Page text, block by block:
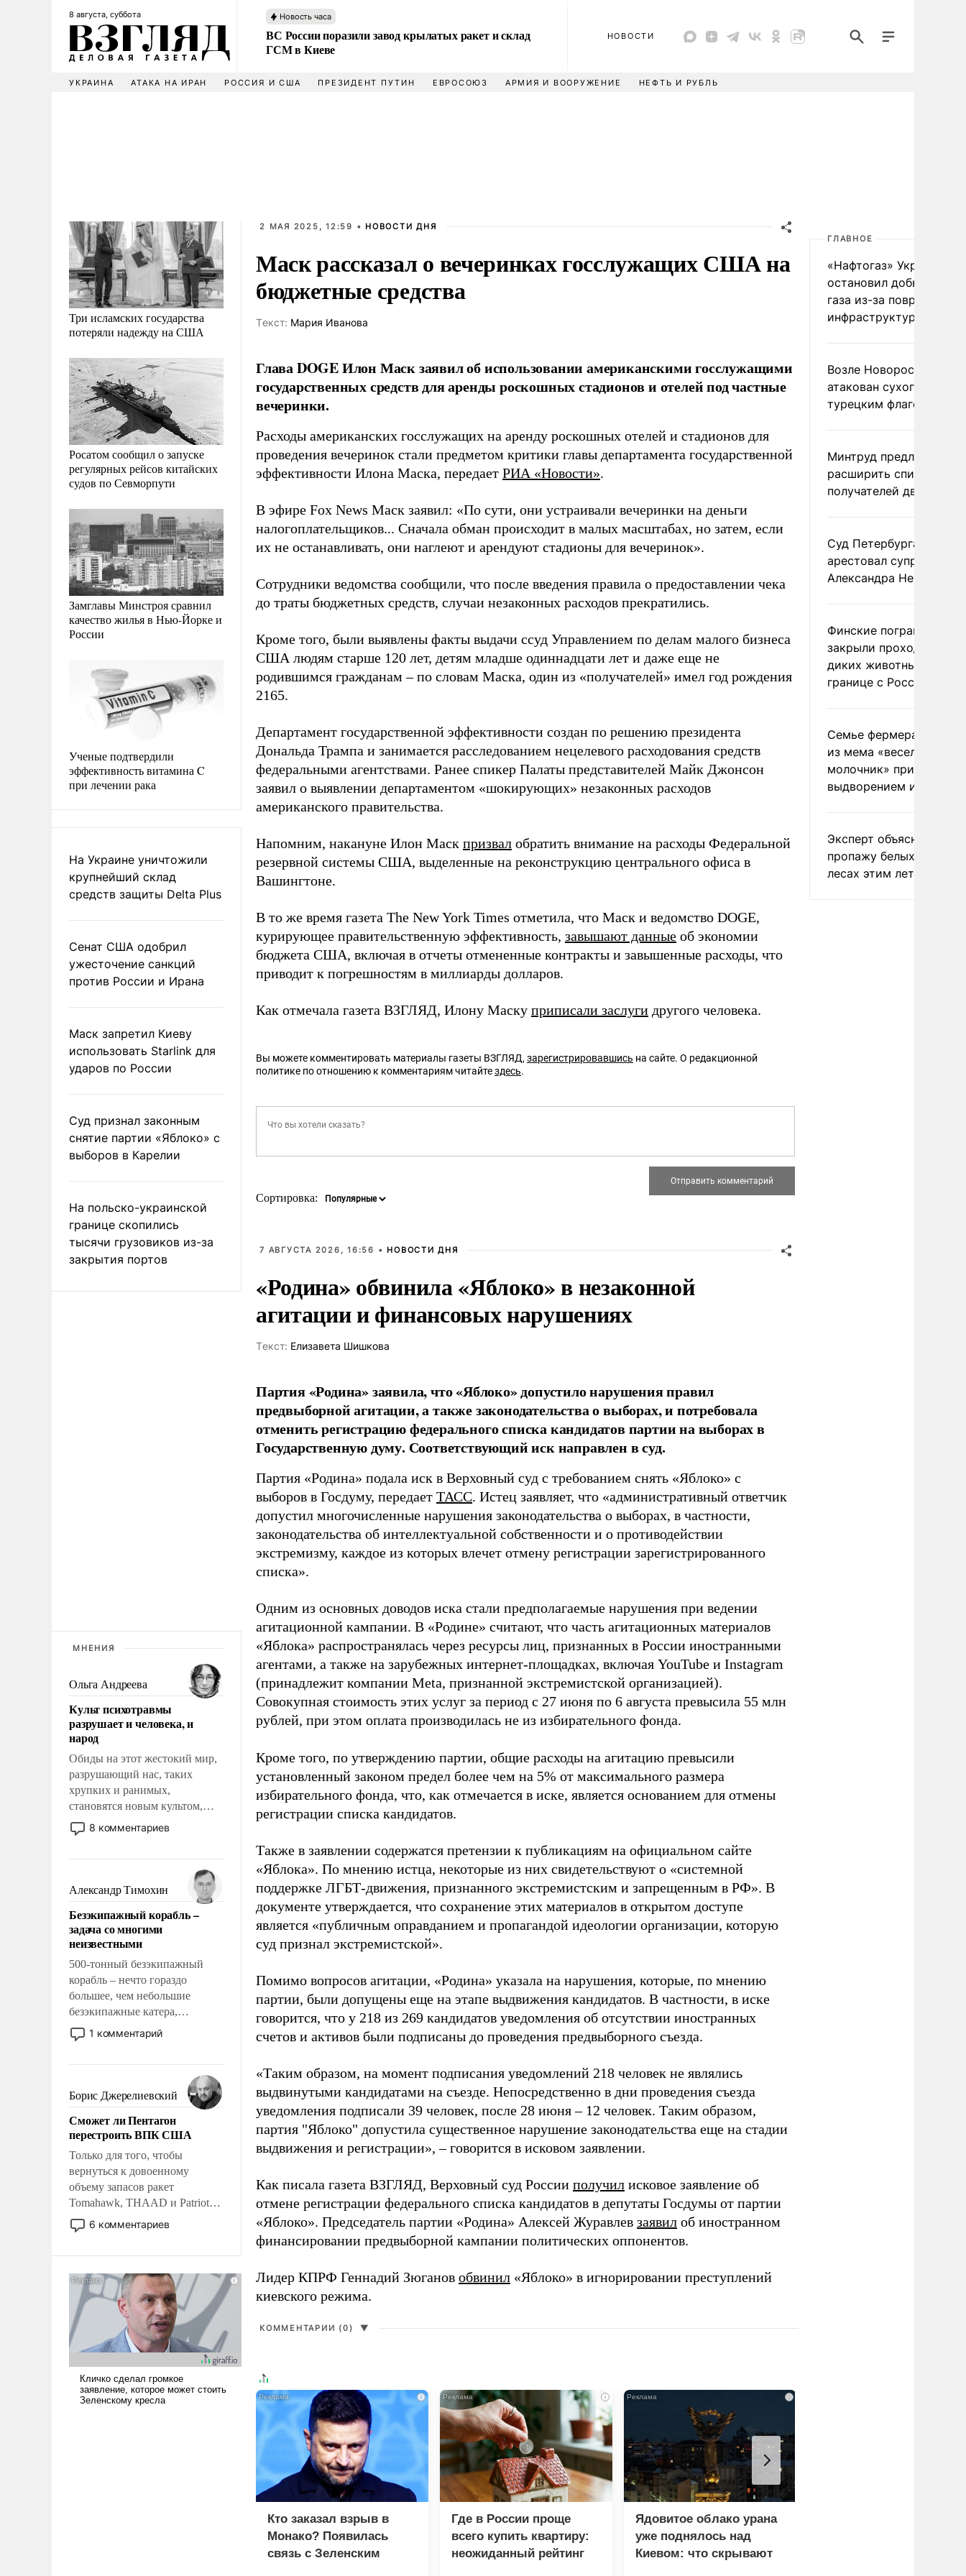
8 августа, суббота Новость часа
ВС России поразили завод крылатых ракет и склад
ГСМ в Киеве
НОВОСТИ
УКРАИНА АТАКА НА ИРАН РОССИЯ И США ПРЕЗИДЕНТ ПУТИН ЕВРОСОЮЗ АРМИЯ И ВООРУЖЕНИЕ НЕФТЬ И РУБЛЬ
Три исламских государства
потеряли надежду на США
Росатом сообщил о запуске
регулярных рейсов китайских
судов по Севморпути
Замглавы Минстроя сравнил
качество жилья в Нью-Йорке и
России
Ученые подтвердили
эффективность витамина C
при лечении рака
На Украине уничтожили
крупнейший склад
средств защиты Delta Plus
Сенат США одобрил
ужесточение санкций
против России и Ирана
Маск запретил Киеву
использовать Starlink для
ударов по России
Суд признал законным
снятие партии «Яблоко» с
выборов в Карелии
На польско-украинской
границе скопились
тысячи грузовиков из-за
закрытия портов
МНЕНИЯ
Ольга Андреева
Культ психотравмы
разрушает и человека, и
народ
Обиды на этот жестокий мир,
разрушающий нас, таких
хрупких и ранимых,
становятся новым культом,
постепенно вытесняя и
отменяя традиционное
мужественным и твердым под
ударами судьбы, брать на себя
ответственность, помогать
слабым, идти вперед и
адаптироваться.
8 комментариев
Александр Тимохин
Безэкипажный корабль –
задача со многими
неизвестными
500-тонный безэкипажный
корабль – нечто гораздо
большее, чем небольшие
безэкипажные катера,
применение которых уже
стало обыденностью. Задача по
сложна и амбициозна. Однако
и ее реализация радикально
поднимет наши боевые
возможности.
1 комментарий
Борис Джерелиевский
Сможет ли Пентагон
перестроить ВПК США
Только для того, чтобы
вернуться к довоенному
объему запасов ракет
Tomahawk, THAAD и Patriot
США потребуется более трех
лет. Даже небольшая война с
Сложившаяся ситуация
означает многолетний период
уязвимости США, например,
перед Китаем.
6 комментариев
2 МАЯ 2025, 12:59 • НОВОСТИ ДНЯ
Маск рассказал о вечеринках госслужащих США на
бюджетные средства
Tекст: Мария Иванова
Глава DOGE Илон Маск заявил об использовании американскими госслужащими
государственных средств для аренды роскошных стадионов и отелей под частные
вечеринки.
Расходы американских госслужащих на аренду роскошных отелей и стадионов для
проведения вечеринок стали предметом критики главы департамента государственной
эффективности Илона Маска, передает РИА «Новости».
В эфире Fox News Маск заявил: «По сути, они устраивали вечеринки на деньги
налогоплательщиков... Сначала обман происходит в малых масштабах, но затем, если
их не останавливать, они наглеют и арендуют стадионы для вечеринок».
Сотрудники ведомства сообщили, что после введения правила о предоставлении чека
до траты бюджетных средств, случаи незаконных расходов прекратились.
Кроме того, были выявлены факты выдачи ссуд Управлением по делам малого бизнеса
США людям старше 120 лет, детям младше одиннадцати лет и даже еще не
родившимся гражданам – по словам Маска, один из «получателей» имел год рождения
2165.
Департамент государственной эффективности создан по решению президента
Дональда Трампа и занимается расследованием нецелевого расходования средств
федеральными агентствами. Ранее спикер Палаты представителей Майк Джонсон
заявил о выявлении департаментом «шокирующих» незаконных расходов
американского правительства.
Напомним, накануне Илон Маск призвал обратить внимание на расходы Федеральной
резервной системы США, выделенные на реконструкцию центрального офиса в
Вашингтоне.
В то же время газета The New York Times отметила, что Маск и ведомство DOGE,
курирующее правительственную эффективность, завышают данные об экономии
бюджета США, включая в отчеты отмененные контракты и завышенные расходы, что
приводит к погрешностям в миллиарды долларов.
Как отмечала газета ВЗГЛЯД, Илону Маску приписали заслуги другого человека.
Вы можете комментировать материалы газеты ВЗГЛЯД, зарегистрировавшись на сайте. О редакционной
политике по отношению к комментариям читайтездесь.
Сортировка:
7 АВГУСТА 2026, 16:56 • НОВОСТИ ДНЯ
«Родина» обвинила «Яблоко» в незаконной
агитации и финансовых нарушениях
Tекст: Елизавета Шишкова
Партия «Родина» заявила, что «Яблоко» допустило нарушения правил
предвыборной агитации, а также законодательства о выборах, и потребовала
отменить регистрацию федерального списка кандидатов партии на выборах в
Государственную думу. Соответствующий иск направлен в суд.
Партия «Родина» подала иск в Верховный суд с требованием снять «Яблоко» с
выборов в Госдуму, передает ТАСС. Истец заявляет, что «административный ответчик
допустил многочисленные нарушения законодательства о выборах, в частности,
законодательства об интеллектуальной собственности и о противодействии
экстремизму, каждое из которых влечет отмену регистрации зарегистрированного
списка».
Одним из основных доводов иска стали предполагаемые нарушения при ведении
агитационной кампании. В «Родине» считают, что часть агитационных материалов
«Яблока» распространялась через ресурсы лиц, признанных в России иностранными
агентами, а также на зарубежных интернет-площадках, включая YouTube и Instagram
(принадлежит компании Meta, признанной экстремистской организацией).
Совокупная стоимость этих услуг за период с 27 июня по 6 августа превысила 55 млн
рублей, при этом оплата производилась не из избирательного фонда.
Кроме того, по утверждению партии, общие расходы на агитацию превысили
установленный законом предел более чем на 5% от максимального размера
избирательного фонда, что, как отмечается в иске, является основанием для отмены
регистрации списка кандидатов.
Также в заявлении содержатся претензии к публикациям на официальном сайте
«Яблока». По мнению истца, некоторые из них свидетельствуют о «системной
поддержке ЛГБТ-движения, признанного экстремистским и запрещенным в РФ». В
документе утверждается, что сохранение этих материалов в открытом доступе
является «публичным оправданием и пропагандой идеологии организации, которую
суд признал экстремистской».
Помимо вопросов агитации, «Родина» указала на нарушения, которые, по мнению
партии, были допущены еще на этапе выдвижения кандидатов. В частности, в иске
говорится, что у 218 из 269 кандидатов уведомления об отсутствии иностранных
счетов и активов были подписаны до проведения предвыборного съезда.
«Таким образом, на момент подписания уведомлений 218 человек не являлись
выдвинутыми кандидатами на съезде. Непосредственно в дни проведения съезда
уведомления подписали 39 человек, после 28 июня – 12 человек. Таким образом,
партия "Яблоко" допустила существенное нарушение законодательства еще на стадии
выдвижения и регистрации», – говорится в исковом заявлении.
Как писала газета ВЗГЛЯД, Верховный суд России получил исковое заявление об
отмене регистрации федерального списка кандидатов в депутаты Госдумы от партии
«Яблоко». Председатель партии «Родина» Алексей Журавлев заявил об иностранном
финансировании предвыборной кампании политических оппонентов.
Лидер КПРФ Геннадий Зюганов обвинил «Яблоко» в игнорировании преступлений
киевского режима.
КОММЕНТАРИИ (0) ▼
i
Кто заказал взрыв в
Монако? Появилась
связь с Зеленским
i
Где в России проще
всего купить квартиру:
неожиданный рейтинг
i
Ядовитое облако урана
уже поднялось над
Киевом: что скрывают
ГЛАВНОЕ
«Нафтогаз» Украины
остановил добычу
газа из-за повреждения
инфраструктуры
Возле Новороссийска
атакован сухогруз под
турецким флагом
Минтруд предложил
расширить список
получателей двух
Суд Петербурга заочно
арестовал супругу
Александра Невзорова
Финские пограничники
закрыли проходы для
диких животных на
границе с Россией
Семье фермера
из мема «веселый
молочник» пригрозили
выдворением из
Эксперт объяснил
пропажу белых грибов
лесах этим летом